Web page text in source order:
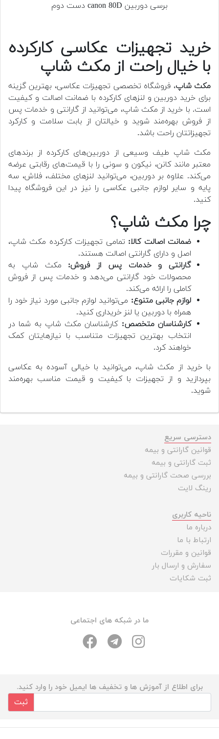
برسی دوربین canon 80D دست دوم
خرید تجهیزات عکاسی کارکرده
با خیال راحت از مکث شاپ
مکث شاپ، فروشگاه تخصصی تجهیزات عکاسی، بهترین گزینه
برای خرید دوربین و لنزهای کارکرده با ضمانت اصالت و کیفیت
است. با خرید از مکث شاپ، می‌توانید از گارانتی و خدمات پس
از فروش بهره‌مند شوید و خیالتان از بابت سلامت و کارکرد
تجهیزاتتان راحت باشد.
مکث شاپ طیف وسیعی از دوربین‌های کارکرده از برندهای
معتبر مانند کانن، نیکون و سونی را با قیمت‌های رقابتی عرضه
می‌کند. علاوه بر دوربین، می‌توانید لنزهای مختلف، فلاش، سه
پایه و سایر لوازم جانبی عکاسی را نیز در این فروشگاه پیدا
کنید.
چرا مکث شاپ؟
ضمانت اصالت کالا: تمامی تجهیزات کارکرده مکث شاپ،
اصل و دارای گارانتی اصالت هستند.
گارانتی و خدمات پس از فروش: مکث شاپ به
محصولات خود گارانتی می‌دهد و خدمات پس از فروش
کاملی را ارائه می‌کند.
لوازم جانبی متنوع: می‌توانید لوازم جانبی مورد نیاز خود را
همراه با دوربین یا لنز خریداری کنید.
کارشناسان متخصص: کارشناسان مکث شاپ به شما در
انتخاب بهترین تجهیزات متناسب با نیازهایتان کمک
خواهند کرد.
با خرید از مکث شاپ، می‌توانید با خیالی آسوده به عکاسی
بپردازید و از تجهیزات با کیفیت و قیمت مناسب بهره‌مند
شوید.
دسترسی سریع
قوانین گارانتی و بیمه
ثبت گارانتی و بیمه
بررسی صحت گارانتی و بیمه
رینگ لایت
ناحیه کاربری
درباره ما
ارتباط با ما
قوانین و مقررات
سفارش و ارسال بار
ثبت شکایات
ما در شبکه های اجتماعی
برای اطلاع از آموزش ها و تخفیف ها ایمیل خود را وارد کنید.
ثبت